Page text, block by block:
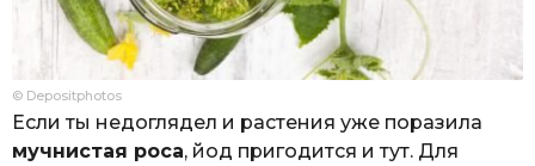
© Depositphotos
Если ты недоглядел и растения уже поразила
мучнистая роса, йод пригодится и тут. Для